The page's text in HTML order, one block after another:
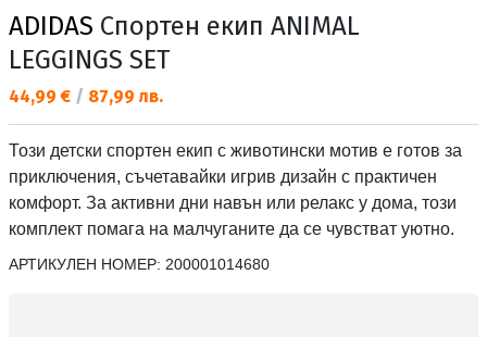
ADIDAS Спортен екип ANIMAL
LEGGINGS SET
Текуща цена:
44,99 € / 87,99 лв.
Този детски спортен екип с животински мотив е готов за
приключения, съчетавайки игрив дизайн с практичен
комфорт. За активни дни навън или релакс у дома, този
комплект помага на малчуганите да се чувстват уютно.
АРТИКУЛЕН НОМЕР: 200001014680